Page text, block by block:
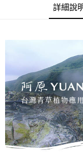
買賣價金債權讓與本公
2.基於同意付款使用「
資料（包含姓名、電話
由本公司與您本人進行
3.完整用戶服務條款，請
２．訂單成立數日內，您
３．收到繳費通知簡訊
ATM／網路銀行／等多元
購買商品的店家。未經商
※ 交易是否成功請以「
是否繳費成功／繳費後
客戶支援中心」 https://
【注意事項】
１．透過由恩沛科技股份
易，需依本服務之必要範
權轉讓予恩沛科技股份有
２．關於個人資料處理事
https://aftee.tw/terms/
３．未成年的使用者請事
每筆NT$100，滿
黑貓宅配｜線上支付
每筆NT$100，滿
離島宅配
每筆NT$280，滿
詳細說